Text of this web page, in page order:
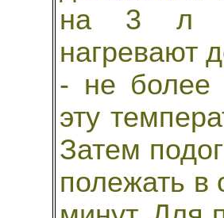
на 3 л
нагревают
- не более
эту
Затем
полежать